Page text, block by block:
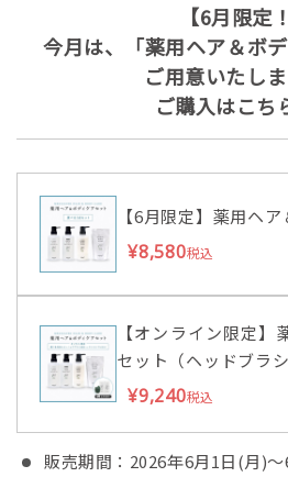
【6月限定
今月は、「薬用ヘア＆ボ
ご用意いたしま
ご購入はこち
【6月限定】薬用ヘ
¥8,580税込
【オンライン限定】
セット（ヘッドブラシ
¥9,240税込
販売期間：2026年6月1日(月)